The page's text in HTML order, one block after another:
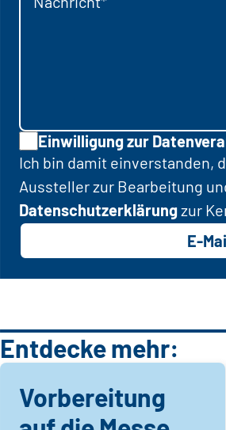
Einwilligung zur
Ich bin damit einverstanden,
Aussteller zur Bearbeitung
Datenschutzerklärungzur
E-
Entdecke mehr:
Vorbereitung